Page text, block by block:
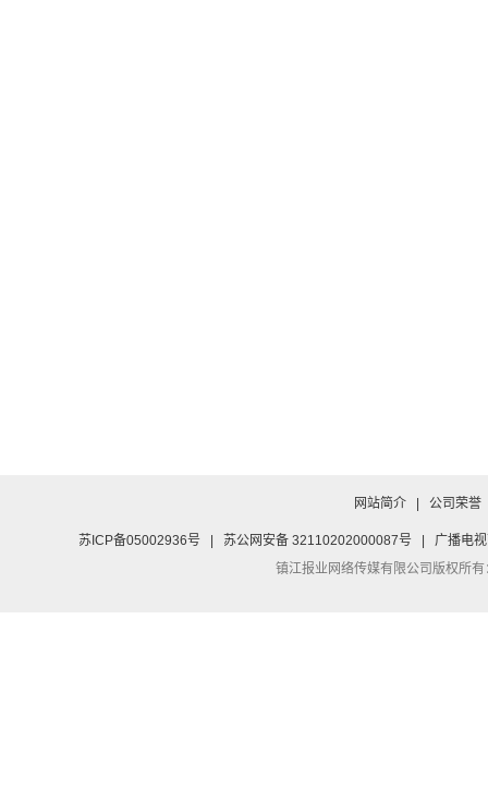
网站简介 公司荣誉
苏ICP备05002936号 苏公网安备 32110202000087号
广播电
镇江报业网络传媒有限公司版权所